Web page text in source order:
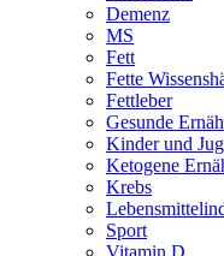
Demenz
MS
Fett
Fette
Fettleber
Gesunde
Kinder und
Ketogene
Krebs
Sport
Vitamin D